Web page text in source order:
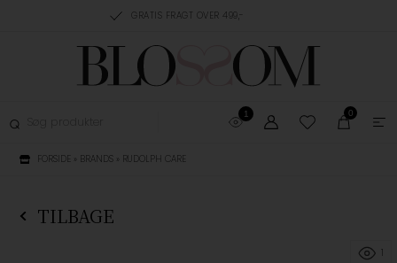
GRATIS FRAGT OVER 499,-
1 0
FORSIDE » BRANDS » RUDOLPH CARE
TILBAGE
1